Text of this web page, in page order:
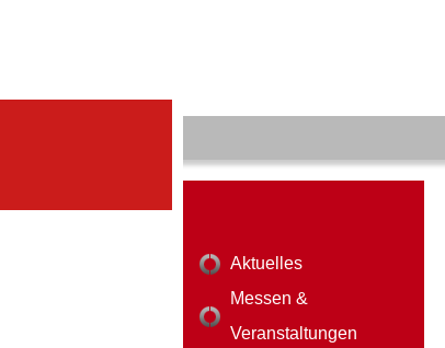
Aktuelles
Messen &
Veranstaltungen